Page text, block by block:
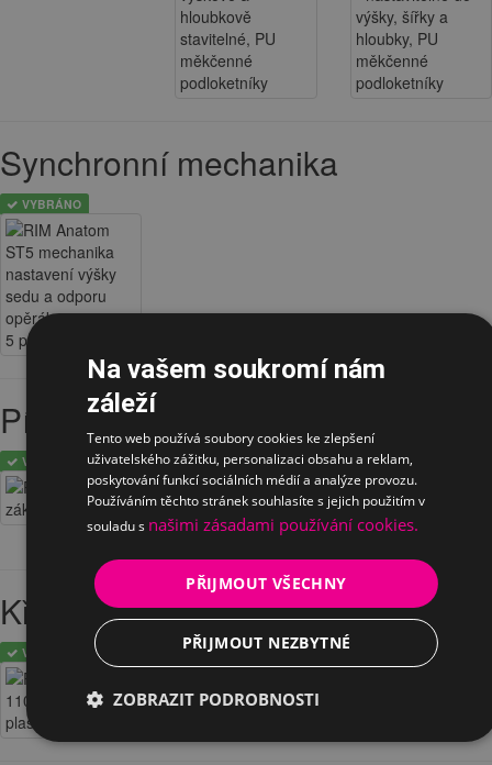
Synchronní mechanika
VYBRÁNO
Píst
VYBRÁNO VYBRÁNO VYBRÁNO
Kříž
VYBRÁNO
Na vašem soukromí nám
záleží
Tento web používá soubory cookies ke zlepšení
uživatelského zážitku, personalizaci obsahu a reklam,
poskytování funkcí sociálních médií a analýze provozu.
Používáním těchto stránek souhlasíte s jejich použitím v
souladu s našimi zásadami používání cookies.
PŘIJMOUT VŠECHNY
PŘIJMOUT NEZBYTNÉ
ZOBRAZIT PODROBNOSTI